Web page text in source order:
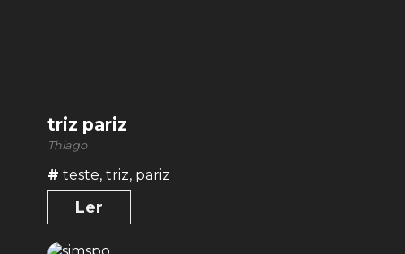
triz pariz
Thiago
# teste, triz, pariz
Ler